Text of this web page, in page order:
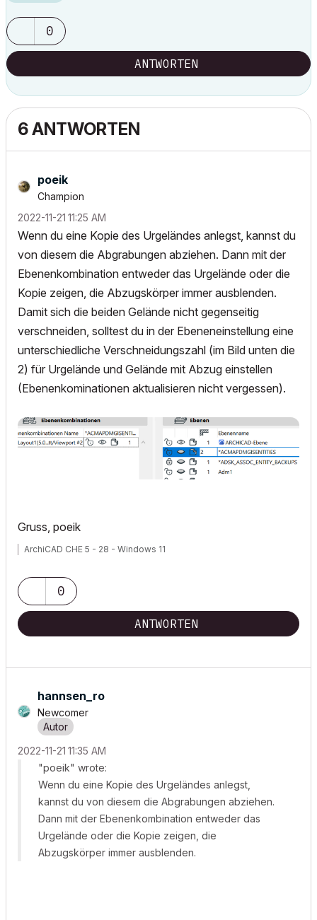
0
ANTWORTEN
6 ANTWORTEN
poeik
Champion
‎2022-11-21 11:25 AM
Wenn du eine Kopie des Urgeländes anlegst, kannst du
von diesem die Abgrabungen abziehen. Dann mit der
Ebenenkombination entweder das Urgelände oder die
Kopie zeigen, die Abzugskörper immer ausblenden.
Damit sich die beiden Gelände nicht gegenseitig
verschneiden, solltest du in der Ebeneneinstellung eine
unterschiedliche Verschneidungszahl (im Bild unten die
2) für Urgelände und Gelände mit Abzug einstellen
(Ebenenkominationen aktualisieren nicht vergessen).
Gruss, poeik
ArchiCAD CHE 5 - 28 - Windows 11
0
ANTWORTEN
hannsen_ro
Newcomer
‎2022-11-21 11:35 AM
"poeik" wrote:
Wenn du eine Kopie des Urgeländes anlegst,
kannst du von diesem die Abgrabungen abziehen.
Dann mit der Ebenenkombination entweder das
Urgelände oder die Kopie zeigen, die
Abzugskörper immer ausblenden.